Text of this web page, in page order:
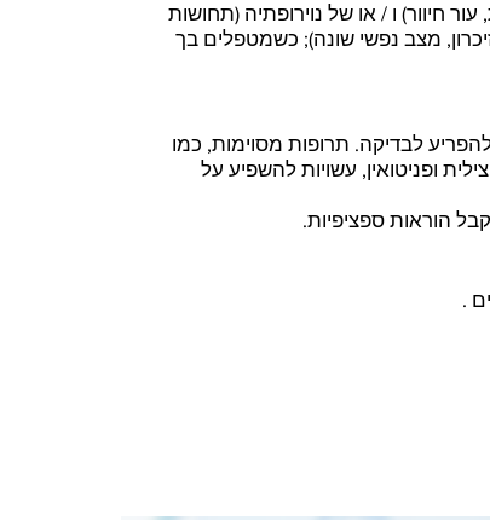
חיוור) ו / או של נוירופתיה (תחושות
זיכרון, מצב נפשי שונה); כשמטפלים בך
להפריע לבדיקה. תרופות מסוימות, כמו
ופניטואין, עשויות להשפיע על
הוראות ספציפיות.